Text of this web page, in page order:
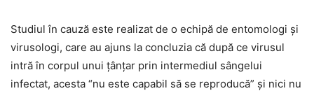
Studiul în cauză este realizat de o echipă de entomologi şi
virusologi, care au ajuns la concluzia că după ce virusul
intră în corpul unui ţânţar prin intermediul sângelui
infectat, acesta “nu este capabil să se reproducă” şi nici nu